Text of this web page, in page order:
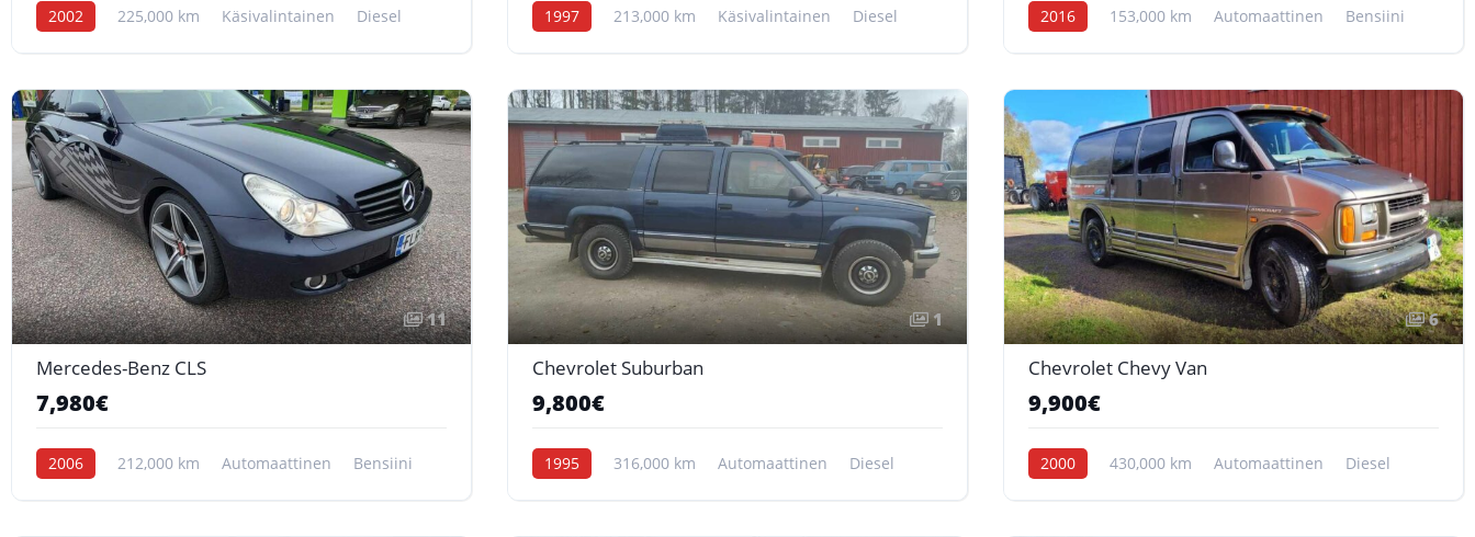
2002 225,000 km Käsivalintainen Diesel 1997 213,000 km Käsivalintainen Diesel 2016 153,000 km Automaattinen Bensiini
11
Mercedes-Benz CLS
7,980€
2006 212,000 km Automaattinen Bensiini
1
Chevrolet Suburban
9,800€
1995 316,000 km Automaattinen Diesel
6
Chevrolet Chevy Van
9,900€
2000 430,000 km Automaattinen Diesel